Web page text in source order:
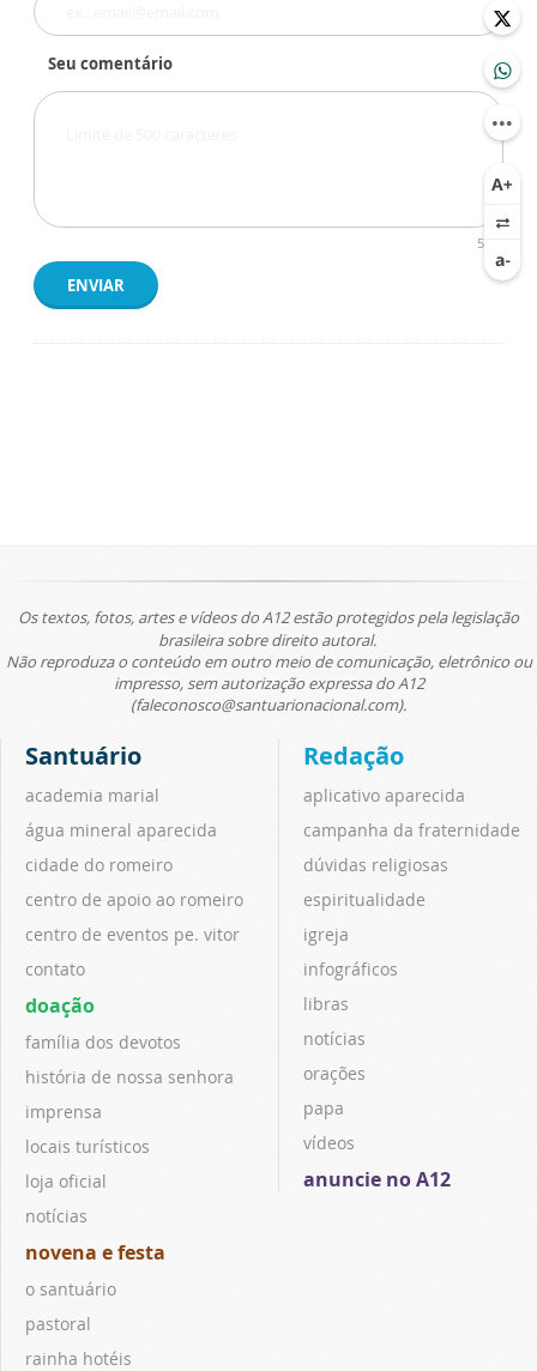
Seu comentário
500
ENVIAR
Os textos, fotos, artes e vídeos do A12 estão protegidos pela legislação
brasileira sobre direito autoral.
Não reproduza o conteúdo em outro meio de comunicação, eletrônico ou
impresso, sem autorização expressa do A12
(faleconosco@santuarionacional.com).
Santuário
academia marial
água mineral aparecida
cidade do romeiro
centro de apoio ao romeiro
centro de eventos pe. vitor
contato
doação
família dos devotos
história de nossa senhora
imprensa
locais turísticos
loja oficial
notícias
novena e festa
o santuário
pastoral
rainha hotéis
Redação
aplicativo aparecida
campanha da fraternidade
dúvidas religiosas
espiritualidade
igreja
infográficos
libras
notícias
orações
papa
vídeos
anuncie no A12